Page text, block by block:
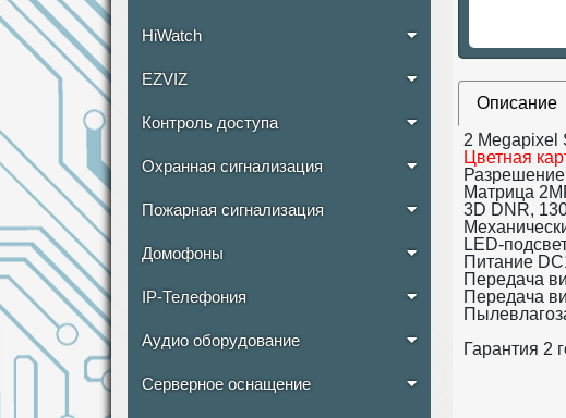
HiWatch
EZVIZ
Контроль доступа
Охранная сигнализация
Пожарная сигнализация
Домофоны
IP-Телефония
Аудио оборудование
Серверное оснащение
Описание
2 Megapixel
Цветная
Матрица
3D DNR,
LED-
Питание
Передача
Передача
Гарантия 2